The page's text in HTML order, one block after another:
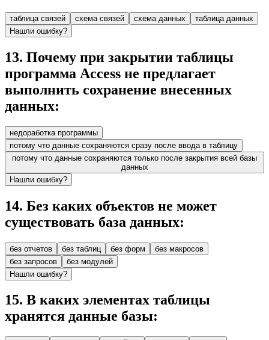
таблица связей схема связей схема данных
таблица данных
Нашли ошибку?
13. Почему при закрытии таблицы
программа Access не предлагает
выполнить сохранение внесенных
данных:
недоработка программы
потому что данные сохраняются сразу после ввода в таблицу
потому что данные сохраняются только после закрытия всей базы
данных
Нашли ошибку?
14. Без каких объектов не может
существовать база данных:
без отчетов без таблиц без форм
без макросов
без запросов
без модулей
Нашли ошибку?
15. В каких элементах таблицы
хранятся данные базы: